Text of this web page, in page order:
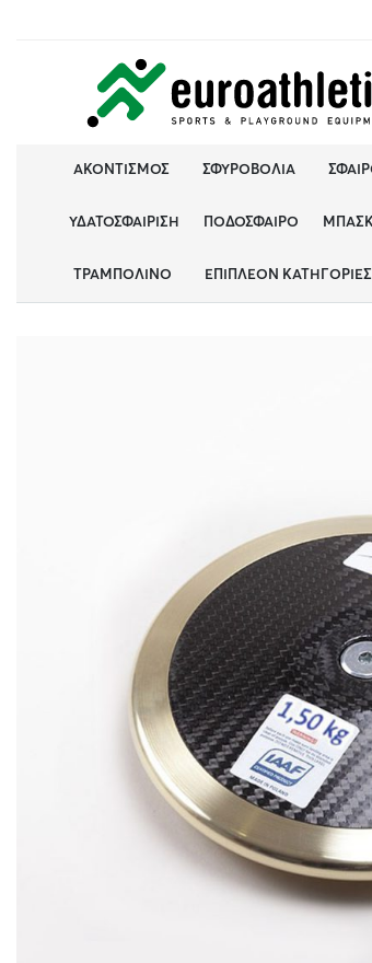
ΑΚΟΝΤΙΣΜΌΣ ΣΦΥΡΟΒΟΛΊΑ
ΥΔΑΤΟΣΦΑΊΡΙΣΗ ΠΟΔΌΣΦΑΙΡΟ
ΤΡΑΜΠΟΛΊΝΟ ΕΠΙΠΛΈΟΝ ΚΑΤΗΓΟΡΊΕΣ